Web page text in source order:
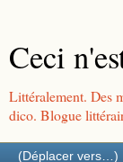
Ceci
Littéralement. Des
dico. Blogue